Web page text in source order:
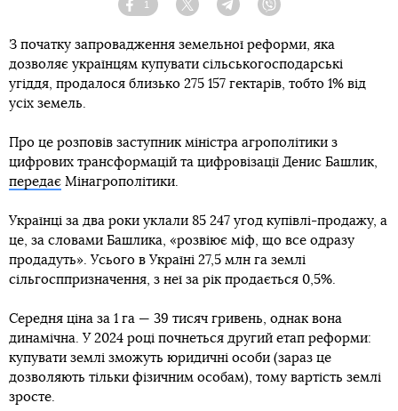
Facebook
1
Twitter TelegramViber
З початку запровадження земельної реформи, яка
дозволяє українцям купувати сільськогосподарські
угіддя, продалося близько 275 157 гектарів, тобто 1% від
усіх земель.
Про це розповів заступник міністра агрополітики з
цифрових трансформацій та цифровізації Денис Башлик,
передає Мінагрополітики.
Українці за два роки уклали 85 247 угод купівлі-продажу, а
це, за словами Башлика, «розвіює міф, що все одразу
продадуть». Усього в Україні 27,5 млн га землі
сільгосппризначення, з неї за рік продається 0,5%.
Середня ціна за 1 га — 39 тисяч гривень, однак вона
динамічна. У 2024 році почнеться другий етап реформи:
купувати землі зможуть юридичні особи (зараз це
дозволяють тільки фізичним особам), тому вартість землі
зросте.